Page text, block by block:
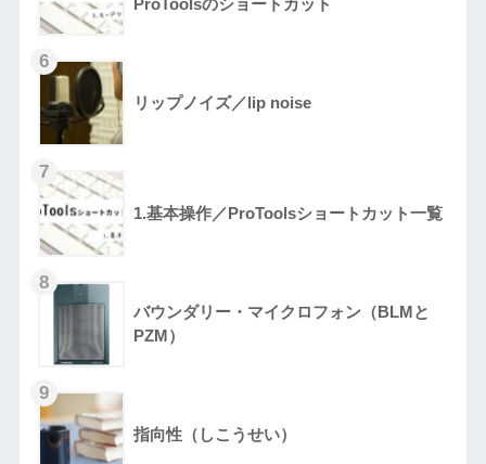
ProToolsのショートカット
リップノイズ／lip noise
1.基本操作／ProToolsショートカット一覧
バウンダリー・マイクロフォン（BLMと
PZM）
指向性（しこうせい）